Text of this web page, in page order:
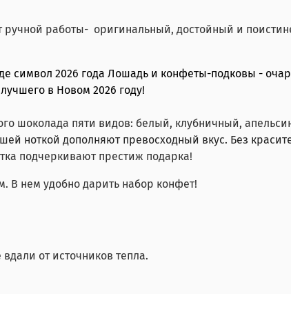
работы- оригинальный, достойный и
символ 2026 года Лошадь и конфеты-подковы -
в Новом 2026 году!
шоколада пяти видов: белый, клубничный,
ноткой дополняют превосходный вкус. Без
подчеркивают престиж подарка!
В нем удобно дарить набор конфет!
от источников тепла.